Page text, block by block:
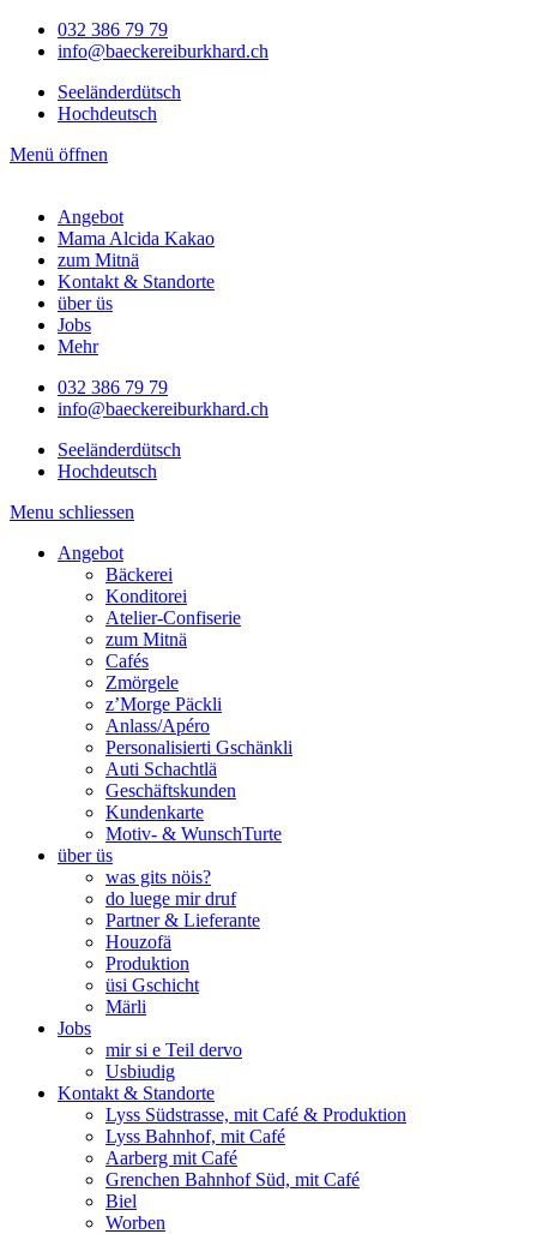
032 386 79 79
info@baeckereiburkhard.ch
Seeländerdütsch
Hochdeutsch
Menü öffnen
Angebot
Mama Alcida Kakao
zum Mitnä
Kontakt & Standorte
über üs
Jobs
Mehr
032 386 79 79
info@baeckereiburkhard.ch
Seeländerdütsch
Hochdeutsch
Menu schliessen
Angebot
Bäckerei
Konditorei
Atelier-Confiserie
zum Mitnä
Cafés
Zmörgele
z’Morge Päckli
Anlass/Apéro
Personalisierti Gschänkli
Auti Schachtlä
Geschäftskunden
Kundenkarte
Motiv- & WunschTurte
über üs
was gits nöis?
do luege mir druf
Partner & Lieferante
Houzofä
Produktion
üsi Gschicht
Märli
Jobs
mir si e Teil dervo
Usbiudig
Kontakt & Standorte
Lyss Südstrasse, mit Café & Produktion
Lyss Bahnhof, mit Café
Aarberg mit Café
Grenchen Bahnhof Süd, mit Café
Biel
Worben